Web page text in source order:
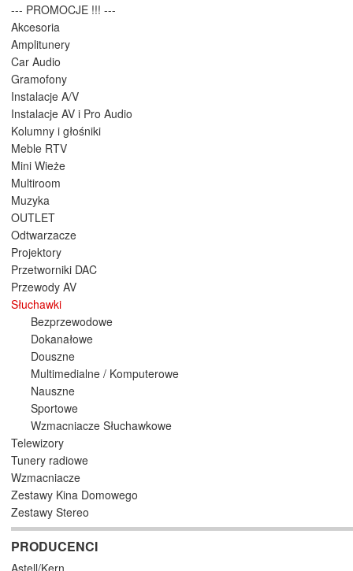
--- PROMOCJE !!! ---
Akcesoria
Amplitunery
Car Audio
Gramofony
Instalacje A/V
Instalacje AV i Pro Audio
Kolumny i głośniki
Meble RTV
Mini Wieże
Multiroom
Muzyka
OUTLET
Odtwarzacze
Projektory
Przetworniki DAC
Przewody AV
Słuchawki
Bezprzewodowe
Dokanałowe
Douszne
Multimedialne / Komputerowe
Nauszne
Sportowe
Wzmacniacze Słuchawkowe
Telewizory
Tunery radiowe
Wzmacniacze
Zestawy Kina Domowego
Zestawy Stereo
PRODUCENCI
Astell/Kern